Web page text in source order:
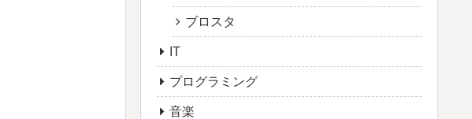
ブロスタ
IT
プログラミング
音楽